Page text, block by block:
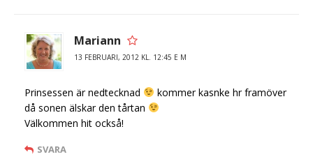
Mariann
13 FEBRUARI, 2012 KL. 12:45 E M
Prinsessen är nedtecknad
kommer kasnke hr framöver
då sonen älskar den tårtan
Välkommen hit också!
SVARA